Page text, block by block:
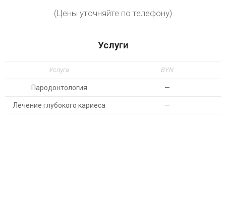
(Цены уточняйте по телефону)
Услуги
Услуга BYN
Пародонтология —
Лечение глубокого кариеса —